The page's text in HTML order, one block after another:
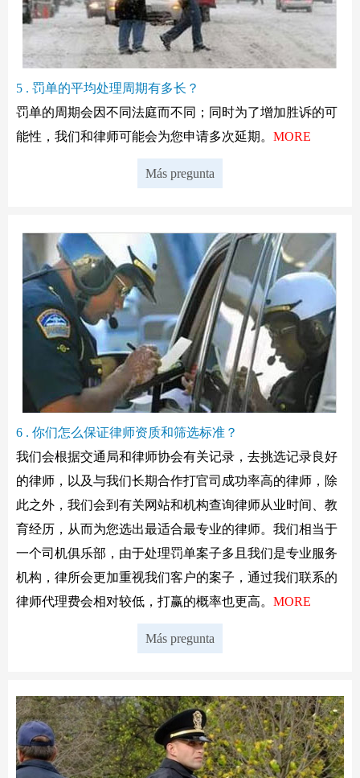
5 . 罚单的平均处理周期有多长？
罚单的周期会因不同法庭而不同；同时为了增加胜诉的可
能性，我们和律师可能会为您申请多次延期。 MORE
Más pregunta
6 . 你们怎么保证律师资质和筛选标准？
我们会根据交通局和律师协会有关记录，去挑选记录良好
的律师，以及与我们长期合作打官司成功率高的律师，除
此之外，我们会到有关网站和机构查询律师从业时间、教
育经历，从而为您选出最适合最专业的律师。我们相当于
一个司机俱乐部，由于处理罚单案子多且我们是专业服务
机构，律所会更加重视我们客户的案子，通过我们联系的
律师代理费会相对较低，打赢的概率也更高。 MORE
Más pregunta